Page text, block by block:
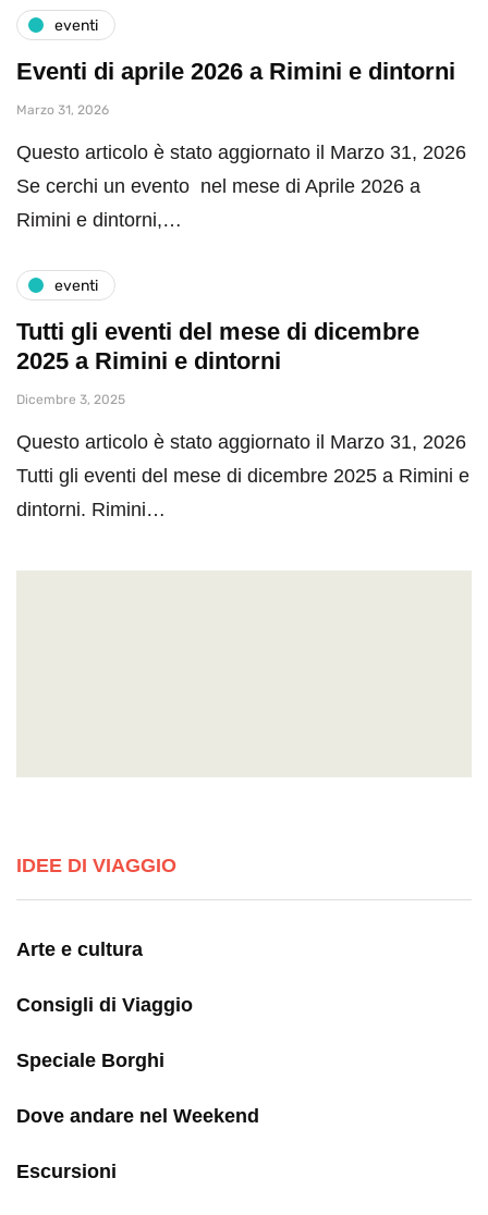
eventi
Eventi di aprile 2026 a Rimini e dintorni
Marzo 31, 2026
Questo articolo è stato aggiornato il Marzo 31, 2026
Se cerchi un evento nel mese di Aprile 2026 a
Rimini e dintorni,…
eventi
Tutti gli eventi del mese di dicembre
2025 a Rimini e dintorni
Dicembre 3, 2025
Questo articolo è stato aggiornato il Marzo 31, 2026
Tutti gli eventi del mese di dicembre 2025 a Rimini e
dintorni. Rimini…
IDEE DI VIAGGIO
Arte e cultura
Consigli di Viaggio
Speciale Borghi
Dove andare nel Weekend
Escursioni